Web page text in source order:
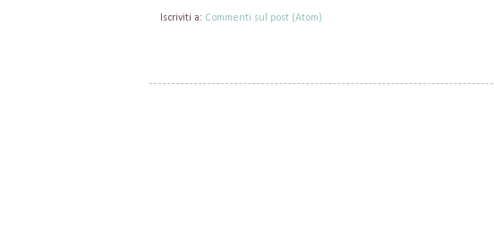
Iscriviti a: Commenti sul post (Atom)